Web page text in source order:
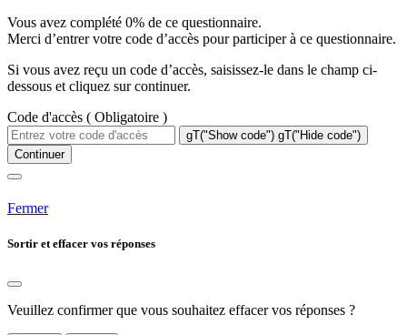
Vous avez complété 0% de ce questionnaire.
Merci d’entrer votre code d’accès pour participer à ce questionnaire.
Si vous avez reçu un code d’accès, saisissez-le dans le champ ci-
dessous et cliquez sur continuer.
Code d'accès ( Obligatoire )
gT("Show code") gT("Hide code")
Continuer
Fermer
Sortir et effacer vos réponses
Veuillez confirmer que vous souhaitez effacer vos réponses ?